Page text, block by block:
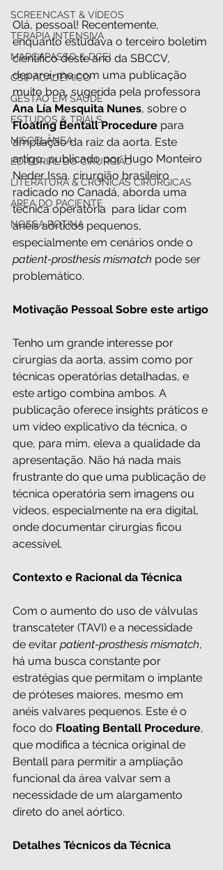
SCREENCAST & VÍDEOS
TERAPIA INTENSIVA
MARCAPASSO & DCEI
CSP ACADÊMICO
GESTÃO EM SAÚDE
ESTUDOS & TRIALS
MISCELÂNEA
EDITORIAL DO CIRURGIÃO
LITERATURA & CRÔNICAS CIRÚRGICAS
ÁREA DO PACIENTE
NOSSA ROTINA
Olá, pessoal! Recentemente,
enquanto estudava o terceiro boletim
científico deste ano da SBCCV,
deparei-me com uma publicação
muito boa, sugerida pela professora
Ana Lía Mesquita Nunes, sobre o
Floating Bentall Procedure para
ampliação da raiz da aorta. Este
artigo, publicado por Hugo Monteiro
Neder Issa, cirurgião brasileiro
radicado no Canadá, aborda uma
técnica operatória  para lidar com
anéis aórticos pequenos,
especialmente em cenários onde o
patient-prosthesis mismatch pode ser
problemático.
Motivação Pessoal Sobre este artigo
Tenho um grande interesse por
cirurgias da aorta, assim como por
técnicas operatórias detalhadas, e
este artigo combina ambos. A
publicação oferece insights práticos e
um vídeo explicativo da técnica, o
que, para mim, eleva a qualidade da
apresentação. Não há nada mais
frustrante do que uma publicação de
técnica operatória sem imagens ou
vídeos, especialmente na era digital,
onde documentar cirurgias ficou
acessível.
Contexto e Racional da Técnica
Com o aumento do uso de válvulas
transcateter (TAVI) e a necessidade
de evitar patient-prosthesis mismatch,
há uma busca constante por
estratégias que permitam o implante
de próteses maiores, mesmo em
anéis valvares pequenos. Este é o
foco do Floating Bentall Procedure,
que modifica a técnica original de
Bentall para permitir a ampliação
funcional da área valvar sem a
necessidade de um alargamento
direto do anel aórtico.
Detalhes Técnicos da Técnica